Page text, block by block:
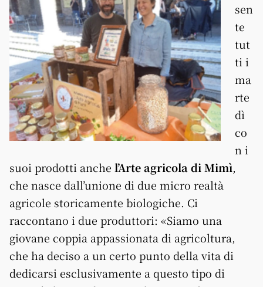
sen
te
tut
ti i
ma
rte
dì
co
n i
suoi prodotti anche l’Arte agricola di Mimì,
che nasce dall’unione di due micro realtà
agricole storicamente biologiche. Ci
raccontano i due produttori: «Siamo una
giovane coppia appassionata di agricoltura,
che ha deciso a un certo punto della vita di
dedicarsi esclusivamente a questo tipo di